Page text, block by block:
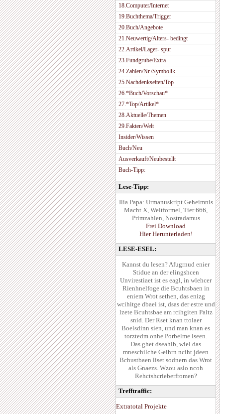
18.Computer/Internet
19.Buchthema/Trigger
20.Buch/Angebote
21.Neuwertig/Alters- bedingt
22.Artikel/Lager- spur
23.Fundgrube/Extra
24.Zahlen/Nr./Symbolik
25.Nachdenkseiten/Top
26.*Buch/Vorschau*
27.*Top/Artikel*
28.Aktuelle/Themen
29.Fakten/Welt
Insider/Wissen
Buch/Neu
Ausverkauft/Neubestellt
Buch-Tipp:
Lese-Tipp:
Ilia Papa: Urmanuskript Geheimnis
Macht X, Weltformel, Tier 666,
Primzahlen, Nostradamus
Frei Download
Hier Herunterladen!
LESE-ESEL:
Kannst du lesen? Afugrnud enier
Stidue an der elingshcen
Unvirestiaet ist es eagl, in wlehcer
Rienhnelfoge die Bcuhtsbaen in
eniem Wrot sethen, das enizg
wcihitge dbaei ist, dsas der estre und
lzete Bcuhtsbae am rcihgiten Paltz
snid. Der Rset knan ttolaer
Boelsdinn sien, und man knan es
torztedm onhe Porbelme lseen.
Das ghet dseahlb, wiel das
mneschilche Geihrn nciht jdeen
Bchustbaen liset sodnern das Wrot
als Gnaezs. Wzou aslo ncoh
Rehctshcrieberfromen?
Trefftraffic:
Extratotal Projekte